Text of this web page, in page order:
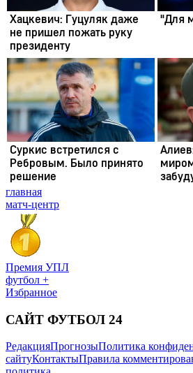
главная
матч-центр
Премия УПЛ
футбол +
Избранное
САЙТ ФУТБОЛ 24
РедакцияПрогнозыПолитика
сайтуКонтактыПравила